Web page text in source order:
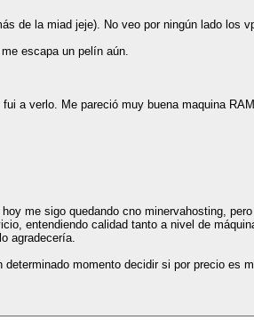
de la miad jeje). No veo por ningún lado los
escapa un pelín aún.
a verlo. Me pareció muy buena maquina
me sigo quedando cno minervahosting,
entendiendo calidad tanto a nivel de
agradecería.
momento decidir si por precio es